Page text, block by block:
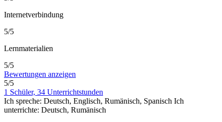
Internetverbindung
5/5
Lernmaterialien
5/5
Bewertungen anzeigen
5/5
1 Schüler, 34 Unterrichtstunden
Ich spreche: Deutsch, Englisch, Rumänisch, Spanisch Ich
unterrichte: Deutsch, Rumänisch